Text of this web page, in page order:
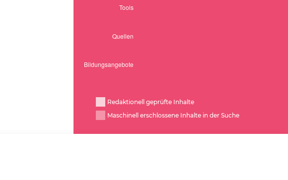
Redaktionell geprüfte Inhalte
Maschinell erschlossene Inhalte in der Suche